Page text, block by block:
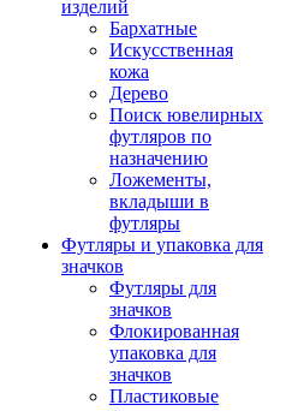
изделий
Бархатные
Искусственная
кожа
Дерево
Поиск ювелирных
футляров по
назначению
Ложементы,
вкладыши в
футляры
Футляры и упаковка для
значков
Футляры для
значков
Флокированная
упаковка для
значков
Пластиковые